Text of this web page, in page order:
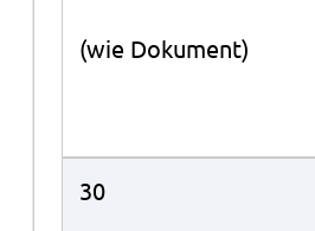
(wie Dokument)
30